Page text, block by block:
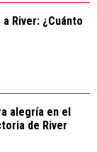
River: ¿Cuánto
alegría en el
de River